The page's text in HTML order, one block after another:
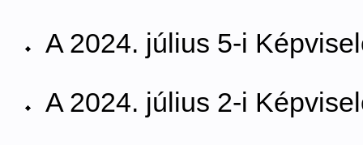
A 2024. július 5-i
A 2024. július 2-i